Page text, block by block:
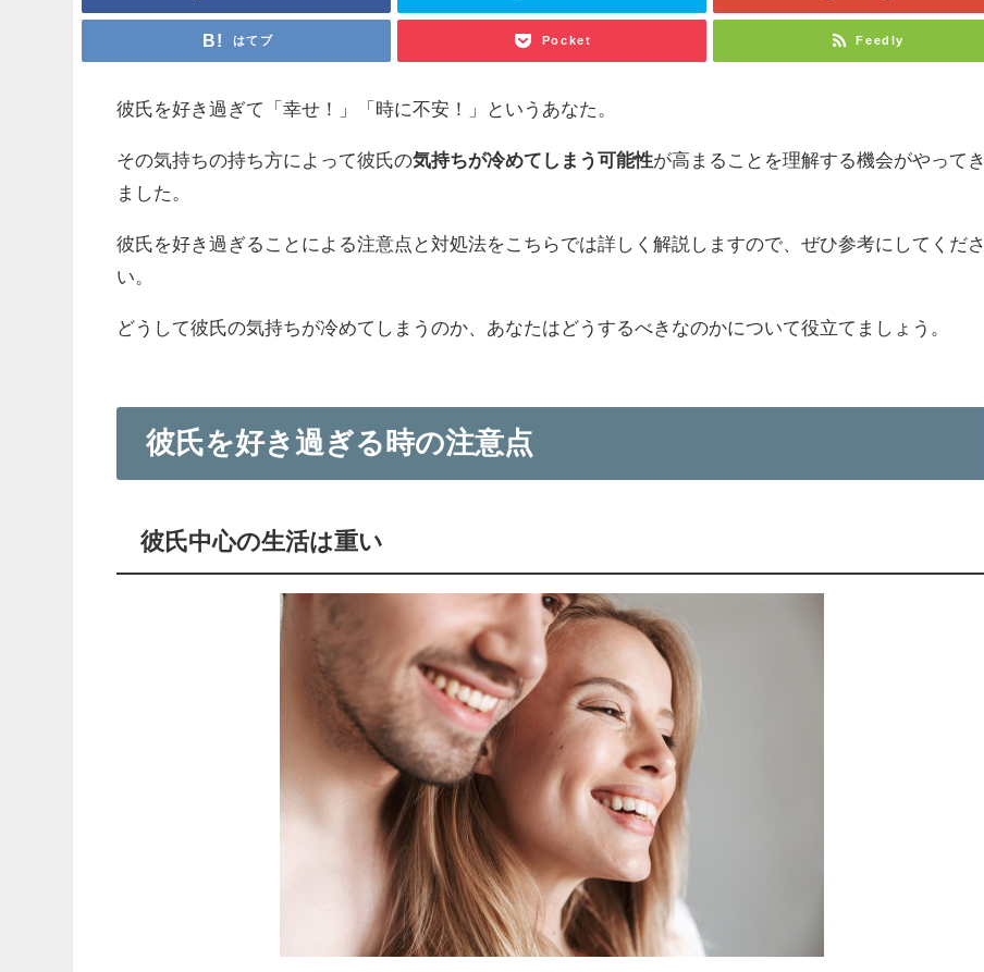
はてブ Pocket Feedly
彼氏を好き過ぎて「幸せ！」「時に不安！」というあなた。
その気持ちの持ち方によって彼氏の気持ちが冷めてしまう可能性が高まることを理解する機会がやってき
ました。
彼氏を好き過ぎることによる注意点と対処法をこちらでは詳しく解説しますので、ぜひ参考にしてくださ
い。
どうして彼氏の気持ちが冷めてしまうのか、あなたはどうするべきなのかについて役立てましょう。
彼氏を好き過ぎる時の注意点
彼氏中心の生活は重い